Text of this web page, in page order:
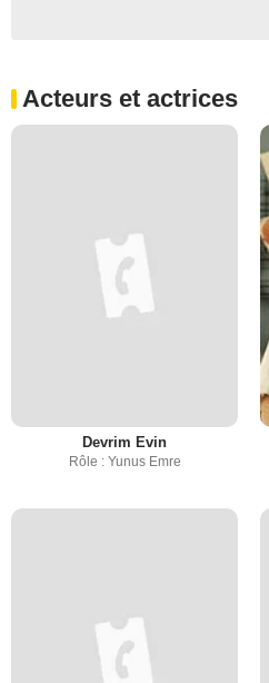
Acteurs et actrices
Devrim Evin
Rôle : Yunus Emre